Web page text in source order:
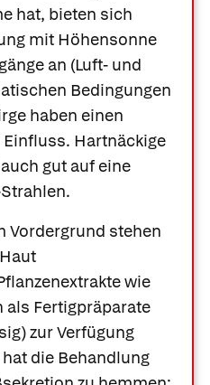
hat, bieten sich
mit Höhensonne
an (Luft- und
Bedingungen
haben einen
Hartnäckige
gut auf eine
Vordergrund stehen
wie
als Fertigpräparate
zur Verfügung
die Behandlung